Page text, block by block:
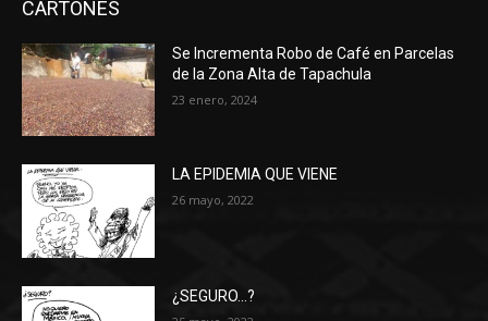
CARTONES
Se Incrementa Robo de Café en Parcelas
de la Zona Alta de Tapachula
23 enero, 2024
LA EPIDEMIA QUE VIENE
26 mayo, 2022
¿SEGURO…?